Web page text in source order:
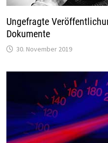
Ungefragte
Dokumente
30. November 2019